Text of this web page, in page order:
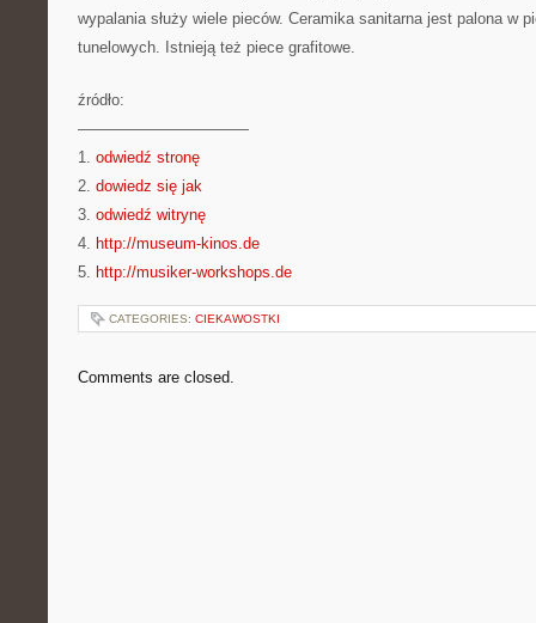
wypalania służy wiele pieców. Ceramika sanitarna jest palona w
tunelowych. Istnieją też piece grafitowe.
źródło:
———————————
1. odwiedź stronę
2. dowiedz się jak
3. odwiedź witrynę
4. http://museum-kinos.de
5. http://musiker-workshops.de
CATEGORIES: CIEKAWOSTKI
Comments are closed.